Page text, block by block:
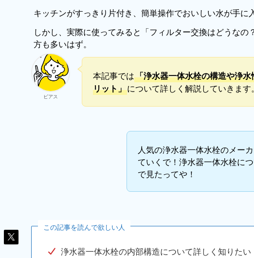
キッチンがすっきり片付き、簡単操作でおいしい水が手に
しかし、実際に使ってみると「フィルター交換はどうな
方も多いはず。
ビアス
本記事では「浄水器一体水栓の構造や浄
リット」について詳しく解説していきます。
人気の浄水器一体水栓のメー
ていくで！浄水器一体水栓に
で見たってや！
この記事を読んで欲しい人
浄水器一体水栓の内部構造について詳しく知りたい